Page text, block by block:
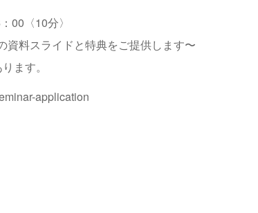
〈10分〉
資料スライドと特典をご提供します〜
ます。
application